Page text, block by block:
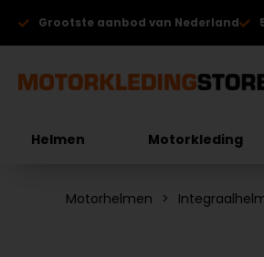
Grootste aanbod van Nederland
Helmen Motorkleding
Motorhelmen